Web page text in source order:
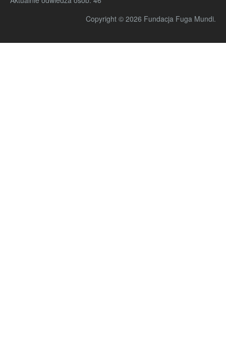
Copyright © 2026 Fundacja Fuga Mundi.